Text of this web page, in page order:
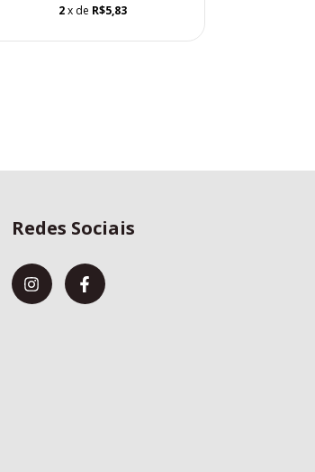
2 x de R$5,83
Redes Sociais